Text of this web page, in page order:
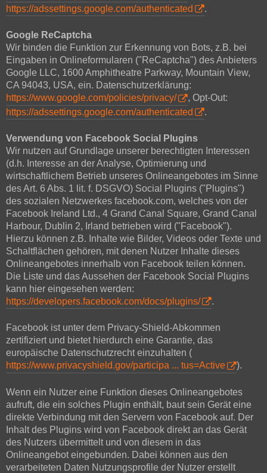
https://adssettings.google.com/authenticated
.
Google ReCaptcha
Wir binden die Funktion zur Erkennung von Bots, z.B. bei
Eingaben in Onlineformularen ("ReCaptcha") des Anbieters
Google LLC, 1600 Amphitheatre Parkway, Mountain View,
CA 94043, USA, ein. Datenschutzerklärung:
https://www.google.com/policies/privacy/
, Opt-Out:
https://adssettings.google.com/authenticated
.
Verwendung von Facebook Social Plugins
Wir nutzen auf Grundlage unserer berechtigten Interessen
(d.h. Interesse an der Analyse, Optimierung und
wirtschaftlichem Betrieb unseres Onlineangebotes im Sinne
des Art. 6 Abs. 1 lit. f. DSGVO) Social Plugins ("Plugins")
des sozialen Netzwerkes facebook.com, welches von der
Facebook Ireland Ltd., 4 Grand Canal Square, Grand Canal
Harbour, Dublin 2, Irland betrieben wird ("Facebook").
Hierzu können z.B. Inhalte wie Bilder, Videos oder Texte und
Schaltflächen gehören, mit denen Nutzer Inhalte dieses
Onlineangebotes innerhalb von Facebook teilen können.
Die Liste und das Aussehen der Facebook Social Plugins
kann hier eingesehen werden:
https://developers.facebook.com/docs/plugins/
.
Facebook ist unter dem Privacy-Shield-Abkommen
zertifiziert und bietet hierdurch eine Garantie, das
europäische Datenschutzrecht einzuhalten (
https://www.privacyshield.gov/participa ... tus=Active
).
Wenn ein Nutzer eine Funktion dieses Onlineangebotes
aufruft, die ein solches Plugin enthält, baut sein Gerät eine
direkte Verbindung mit den Servern von Facebook auf. Der
Inhalt des Plugins wird von Facebook direkt an das Gerät
des Nutzers übermittelt und von diesem in das
Onlineangebot eingebunden. Dabei können aus den
verarbeiteten Daten Nutzungsprofile der Nutzer erstellt